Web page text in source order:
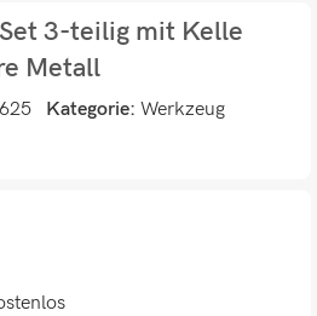
3-teilig mit Kelle
Metall
Kategorie: Werkzeug